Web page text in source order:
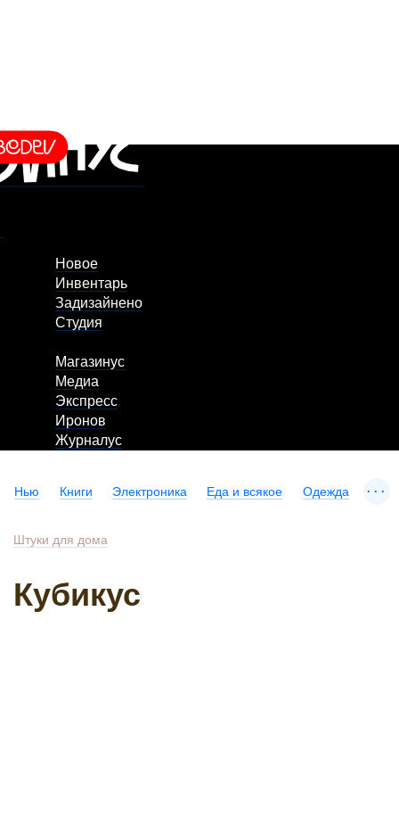
Новое
Инвентарь
Задизайнено
Студия
Магазинус
Медиа
Экспресс
Иронов
Журналус
Нью Книги Электроника Еда и всякое Одежда ...
Штуки для дома
Кубикус